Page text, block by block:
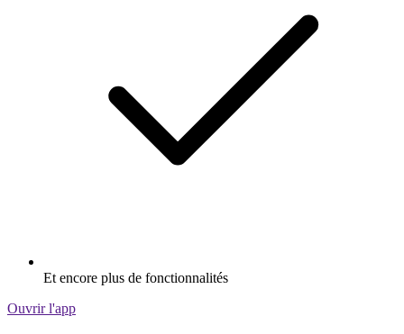
Et encore plus de fonctionnalités
Ouvrir l'app